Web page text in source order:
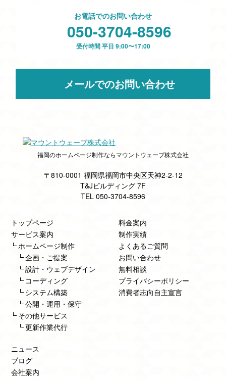
お電話でのお問い合わせ
050-3704-8596
受付時間 平日 9:00〜17:00
メールでのお問い合わせ
福岡のホームページ制作ならマウントウェーブ株式会社
〒810-0001 福岡県福岡市中央区天神2-2-12
T&Jビルディング 7F
TEL 050-3704-8596
トップページ
サービス案内
ホームページ制作
企画・ご提案
設計・ウェブデザイン
コーディング
システム構築
公開・運用・保守
その他サービス
更新作業代行
料金案内
制作実績
よくあるご質問
お問い合わせ
無料相談
プライバシーポリシー
消費者志向自主宣言
ニュース
ブログ
会社案内